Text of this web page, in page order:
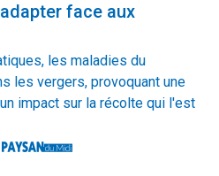
face aux
les maladies du
les vergers, provoquant une
impact sur la récolte qui l'est